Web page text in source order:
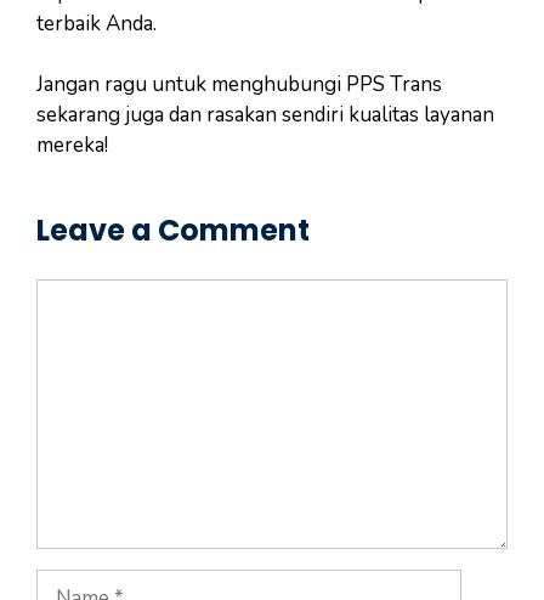
terbaik Anda.
Jangan ragu untuk menghubungi PPS Trans
sekarang juga dan rasakan sendiri kualitas layanan
mereka!
Leave a Comment
Name